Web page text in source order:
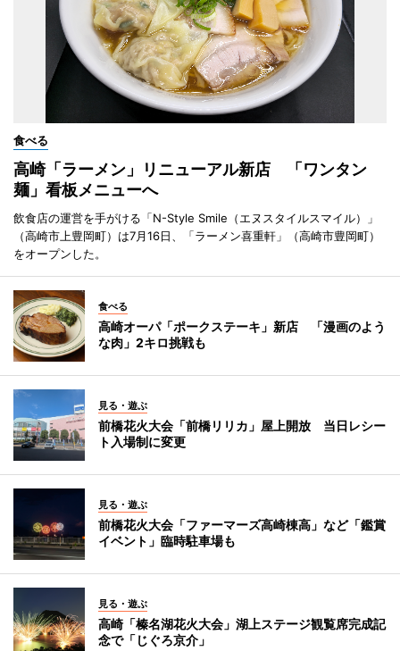
食べる
高崎「ラーメン」リニューアル新店 「ワンタン
麺」看板メニューへ
飲食店の運営を手がける「N-Style Smile（エヌスタイルスマイル）」
（高崎市上豊岡町）は7月16日、「ラーメン喜重軒」（高崎市豊岡町）
をオープンした。
食べる
高崎オーパ「ポークステーキ」新店 「漫画のよう
な肉」2キロ挑戦も
見る・遊ぶ
前橋花火大会「前橋リリカ」屋上開放 当日レシー
ト入場制に変更
見る・遊ぶ
前橋花火大会「ファーマーズ高崎棟高」など「鑑賞
イベント」臨時駐車場も
見る・遊ぶ
高崎「榛名湖花火大会」湖上ステージ観覧席完成記
念で「じぐろ京介」